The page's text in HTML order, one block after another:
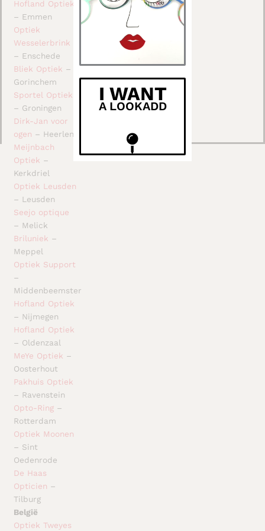
Hofland Optiek
– Emmen
Optiek
Wesselerbrink
– Enschede
Bliek Optiek –
Gorinchem
Sportel Optiek
– Groningen
Dirk-Jan voor
ogen – Heerlen
Meijnbach
Optiek –
Kerkdriel
Optiek Leusden
– Leusden
Seejo optique
– Melick
Briluniek –
Meppel
Optiek Support
–
Middenbeemster
Hofland Optiek
– Nijmegen
Hofland Optiek
– Oldenzaal
MeYe Optiek –
Oosterhout
Pakhuis Optiek
– Ravenstein
Opto-Ring –
Rotterdam
Optiek Moonen
– Sint
Oedenrode
De Haas
Opticien –
Tilburg
België
Optiek Tweyes
I WANT
A LOOKADD